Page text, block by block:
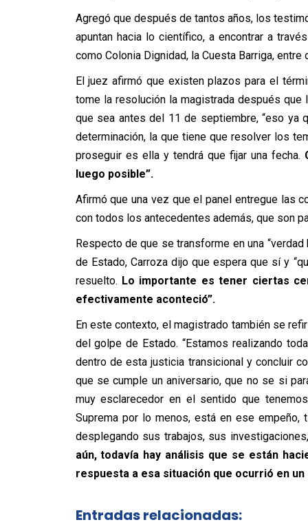
Agregó que después de tantos años, los
apuntan hacia lo científico, a encontrar a
como Colonia Dignidad, la Cuesta Barriga, entre
El juez afirmó que existen plazos para el
tome la resolución la magistrada después
que sea antes del 11 de septiembre, “eso ya
determinación, la que tiene que resolver los
proseguir es ella y tendrá que fijar una fecha.
luego posible”.
Afirmó que una vez que el panel entregue las
con todos los antecedentes además, que son
Respecto de que se transforme en una
de Estado, Carroza dijo que espera que sí y
resuelto. Lo importante es tener ciertas
efectivamente aconteció”.
En este contexto, el magistrado también se
del golpe de Estado. “Estamos realizando
dentro de esta justicia transicional y concluir
que se cumple un aniversario, que no se si
muy esclarecedor en el sentido que
Suprema por lo menos, está en ese
desplegando sus trabajos, sus
aún, todavía hay análisis que se están
respuesta a esa situación que ocurrió en
Entradas relacionadas: